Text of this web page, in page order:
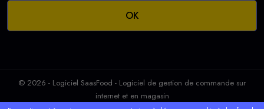
OK
© 2026 - Logiciel SaasFood - Logiciel de gestion de commande sur
internet et en magasin